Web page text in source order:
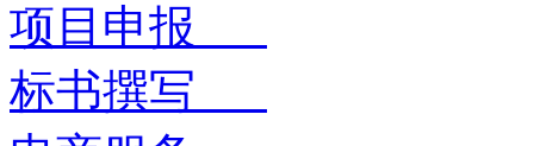
项目申报
标书撰写